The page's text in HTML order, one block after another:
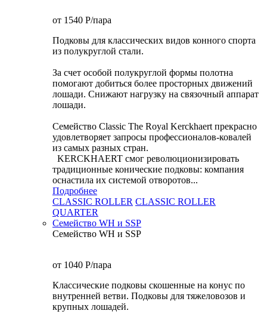
от 1540 P/пара
Подковы для классических видов конного спорта
из полукруглой стали.
За счет особой полукруглой формы полотна
помогают добиться более просторных движений
лошади. Снижают нагрузку на связочный аппарат
лошади.
Семейство Classic The Royal Kerckhaert прекрасно
удовлетворяет запросы профессионалов-ковалей
из самых разных стран.
KERCKHAERT смог революционизировать
традиционные конические подковы: компания
оснастила их системой отворотов...
Подробнее
CLASSIC ROLLER CLASSIC ROLLER
QUARTER
Семейство WH и SSP
Семейство WH и SSP
от 1040 P/пара
Классические подковы скошенные на конус по
внутренней ветви. Подковы для тяжеловозов и
крупных лошадей.